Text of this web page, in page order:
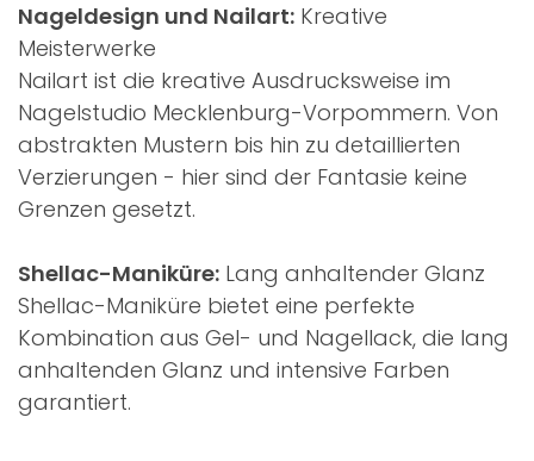
Nageldesign und Nailart: Kreative
Meisterwerke
Nailart ist die kreative Ausdrucksweise im
Nagelstudio Mecklenburg-Vorpommern. Von
abstrakten Mustern bis hin zu detaillierten
Verzierungen - hier sind der Fantasie keine
Grenzen gesetzt.
Shellac-Maniküre: Lang anhaltender Glanz
Shellac-Maniküre bietet eine perfekte
Kombination aus Gel- und Nagellack, die lang
anhaltenden Glanz und intensive Farben
garantiert.